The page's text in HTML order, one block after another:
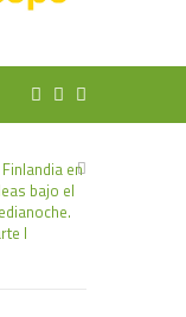
en
bajo el
I